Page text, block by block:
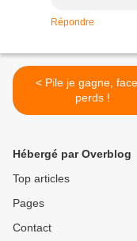
Répondre
< Pile je gagne, face tu
perds !
Hébergé par Overblog
Top articles
Pages
Contact